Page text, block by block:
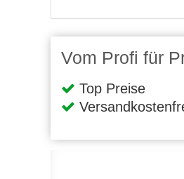
Vom Profi für
Top Preise